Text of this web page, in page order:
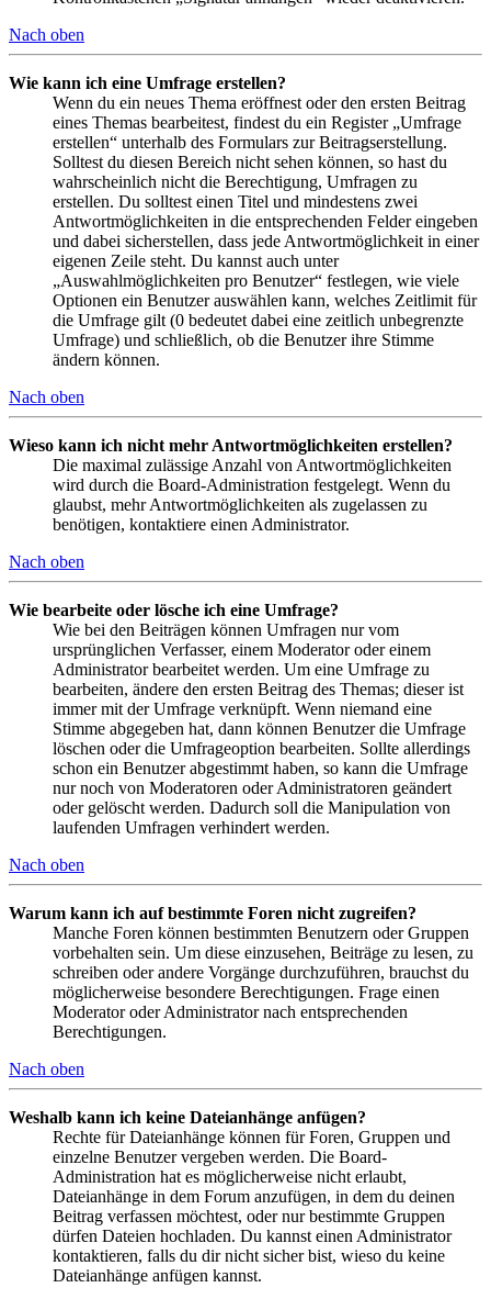
Nach oben
Wie kann ich eine Umfrage erstellen?
Wenn du ein neues Thema eröffnest oder den ersten Beitrag
eines Themas bearbeitest, findest du ein Register „Umfrage
erstellen“ unterhalb des Formulars zur Beitragserstellung.
Solltest du diesen Bereich nicht sehen können, so hast du
wahrscheinlich nicht die Berechtigung, Umfragen zu
erstellen. Du solltest einen Titel und mindestens zwei
Antwortmöglichkeiten in die entsprechenden Felder eingeben
und dabei sicherstellen, dass jede Antwortmöglichkeit in einer
eigenen Zeile steht. Du kannst auch unter
„Auswahlmöglichkeiten pro Benutzer“ festlegen, wie viele
Optionen ein Benutzer auswählen kann, welches Zeitlimit für
die Umfrage gilt (0 bedeutet dabei eine zeitlich unbegrenzte
Umfrage) und schließlich, ob die Benutzer ihre Stimme
ändern können.
Nach oben
Wieso kann ich nicht mehr Antwortmöglichkeiten erstellen?
Die maximal zulässige Anzahl von Antwortmöglichkeiten
wird durch die Board-Administration festgelegt. Wenn du
glaubst, mehr Antwortmöglichkeiten als zugelassen zu
benötigen, kontaktiere einen Administrator.
Nach oben
Wie bearbeite oder lösche ich eine Umfrage?
Wie bei den Beiträgen können Umfragen nur vom
ursprünglichen Verfasser, einem Moderator oder einem
Administrator bearbeitet werden. Um eine Umfrage zu
bearbeiten, ändere den ersten Beitrag des Themas; dieser ist
immer mit der Umfrage verknüpft. Wenn niemand eine
Stimme abgegeben hat, dann können Benutzer die Umfrage
löschen oder die Umfrageoption bearbeiten. Sollte allerdings
schon ein Benutzer abgestimmt haben, so kann die Umfrage
nur noch von Moderatoren oder Administratoren geändert
oder gelöscht werden. Dadurch soll die Manipulation von
laufenden Umfragen verhindert werden.
Nach oben
Warum kann ich auf bestimmte Foren nicht zugreifen?
Manche Foren können bestimmten Benutzern oder Gruppen
vorbehalten sein. Um diese einzusehen, Beiträge zu lesen, zu
schreiben oder andere Vorgänge durchzuführen, brauchst du
möglicherweise besondere Berechtigungen. Frage einen
Moderator oder Administrator nach entsprechenden
Berechtigungen.
Nach oben
Weshalb kann ich keine Dateianhänge anfügen?
Rechte für Dateianhänge können für Foren, Gruppen und
einzelne Benutzer vergeben werden. Die Board-
Administration hat es möglicherweise nicht erlaubt,
Dateianhänge in dem Forum anzufügen, in dem du deinen
Beitrag verfassen möchtest, oder nur bestimmte Gruppen
dürfen Dateien hochladen. Du kannst einen Administrator
kontaktieren, falls du dir nicht sicher bist, wieso du keine
Dateianhänge anfügen kannst.